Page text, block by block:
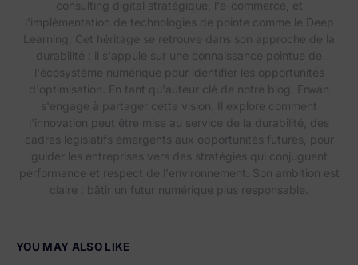
consulting digital stratégique, l'e-commerce, et
l'implémentation de technologies de pointe comme le Deep
Learning. Cet héritage se retrouve dans son approche de la
durabilité : il s'appuie sur une connaissance pointue de
l'écosystème numérique pour identifier les opportunités
d'optimisation. En tant qu'auteur clé de notre blog, Erwan
s'engage à partager cette vision. Il explore comment
l'innovation peut être mise au service de la durabilité, des
cadres législatifs émergents aux opportunités futures, pour
guider les entreprises vers des stratégies qui conjuguent
performance et respect de l'environnement. Son ambition est
claire : bâtir un futur numérique plus responsable.
YOU MAY ALSO LIKE